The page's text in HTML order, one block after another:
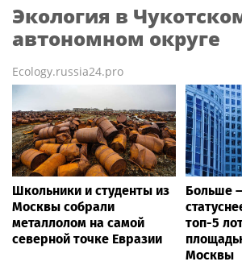
Экология в
автономном округе
Ecology.russia24.pro
Школьники и студенты из
Москвы собрали
металлолом на самой
северной точке Евразии
Больше
топ-5
Москвы